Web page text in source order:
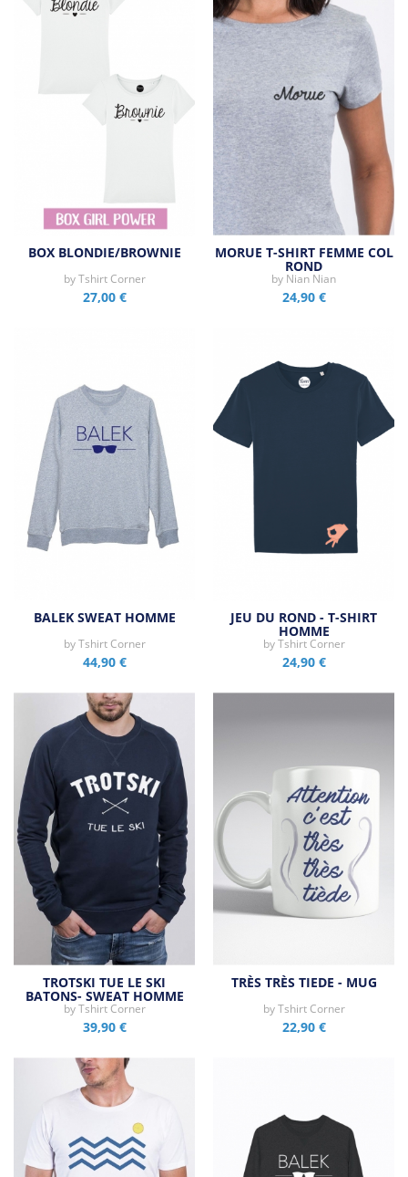
BOX BLONDIE/BROWNIE
byTshirt Corner
27,00 €
MORUE T-SHIRT FEMME COL
ROND
by Nian Nian
24,90 €
BALEK SWEAT HOMME
byTshirt Corner
44,90 €
JEU DU ROND - T-SHIRT
HOMME
byTshirt Corner
24,90 €
TROTSKI TUE LE SKI
BATONS- SWEAT HOMME
byTshirt Corner
39,90 €
TRÈS TRÈS TIEDE - MUG
byTshirt Corner
22,90 €